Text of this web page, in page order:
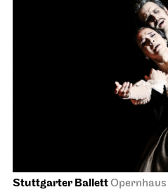
Stuttgarter BallettOpernhaus